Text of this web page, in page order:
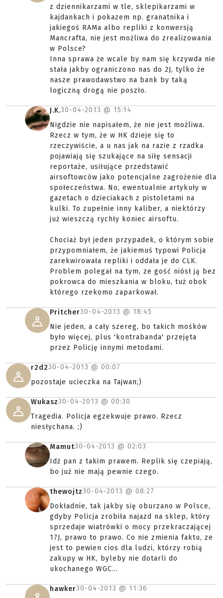
z dziennikarzami w tle, sklepikarzami w
kajdankach i pokazem np. granatnika i
jakiegoś RAMa albo repliki z konwersją
Mancrafta, nie jest możliwa do zrealizowania
w Polsce?
Inna sprawa że wcale by nam się krzywda nie
stała jakby ograniczono nas do 2J, tylko że
nasze prawodawstwo na bank by taką
logiczną drogą nie poszło.
J.K.30-04-2013 @ 15:14
Nigdzie nie napisałem, że nie jest możliwa.
Rzecz w tym, że w HK dzieje się to
rzeczywiście, a u nas jak na razie z rzadka
pojawiają się szukające na siłę sensacji
reportaże, usiłujące przedstawić
airsoftowców jako potencjalne zagrożenie dla
społeczeństwa. No, ewentualnie artykuły w
gazetach o dzieciakach z pistoletami na
kulki. To zupełnie inny kaliber, a niektórzy
już wieszczą rychły koniec airsoftu.
Chociaż był jeden przypadek, o którym sobie
przypomniałem, że jakiemuś typowi Policja
zarekwirowała repliki i oddała je do CLK.
Problem polegał na tym, ze gość niósł ją bez
pokrowca do mieszkania w bloku, tuż obok
którego rzekomo zaparkował.
Pritcher30-04-2013 @ 18:45
Nie jeden, a cały szereg, bo takich mośków
było więcej, plus 'kontrabanda' przejęta
przez Policję innymi metodami.
r2d230-04-2013 @ 00:07
pozostaje ucieczka na Tajwan;)
Wukasz30-04-2013 @ 00:30
Tragedia. Policja egzekwuje prawo. Rzecz
niesłychana. ;)
Mamut30-04-2013 @ 02:03
Idź pan z takim prawem. Replik się czepiają,
bo już nie mają pewnie czego.
thewojtz30-04-2013 @ 08:27
Dokładnie, tak jakby się oburzano w Polsce,
gdyby Policja zrobiła najazd na sklep, który
sprzedaje wiatrówki o mocy przekraczającej
17J, prawo to prawo. Co nie zmienia faktu, ze
jest to pewien cios dla ludzi, którzy robią
zakupy w HK, byleby nie dotarli do
ukochanego WGC...
hawker30-04-2013 @ 11:36